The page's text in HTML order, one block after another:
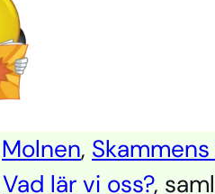
Molnen,
Vad lär vi oss?,